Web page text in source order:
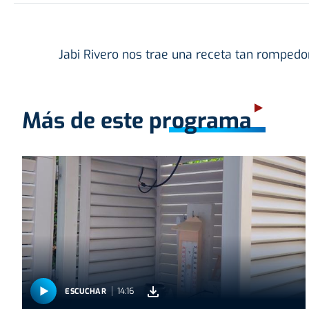
Jabi Rivero nos trae una receta tan
Más de este programa
ESCUCHAR 14:16